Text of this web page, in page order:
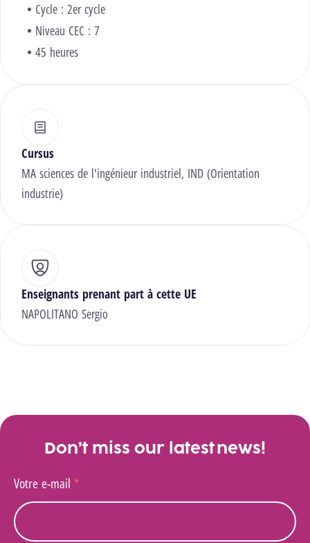
Cycle : 2er cycle
Niveau CEC : 7
45 heures
Cursus
MA sciences de l'ingénieur industriel, IND (Orientation
industrie)
Enseignants prenant part à cette UE
NAPOLITANO Sergio
Don’t miss our latest news!
Votre e-mail *